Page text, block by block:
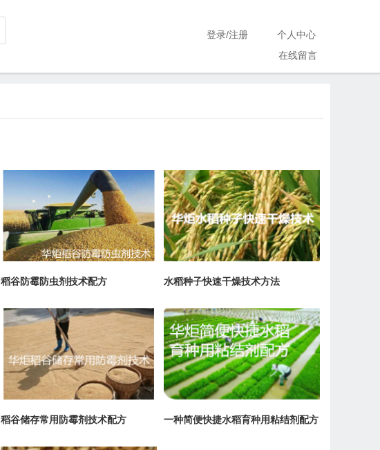
登录/注册
个人中心
在线留言
稻谷防霉防虫剂技术配方 水稻种子快速干燥技术方法
稻谷储存常用防霉剂技术配方 一种简便快捷水稻育种用粘结剂配方